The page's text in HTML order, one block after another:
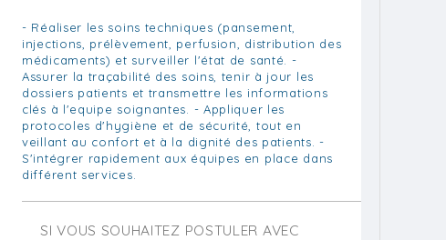
- Réaliser les soins techniques (pansement,
injections, prélèvement, perfusion, distribution des
médicaments) et surveiller l'état de santé. -
Assurer la traçabilité des soins, tenir à jour les
dossiers patients et transmettre les informations
clés à l'equipe soignantes. - Appliquer les
protocoles d'hygiène et de sécurité, tout en
veillant au confort et à la dignité des patients. -
S'intégrer rapidement aux équipes en place dans
différent services.
SI VOUS SOUHAITEZ POSTULER AVEC